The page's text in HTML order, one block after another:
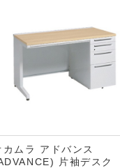
カムラ アドバンス
片袖デスク